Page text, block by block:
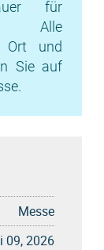
für
Alle
Ort und
Sie auf
Messe
09, 2026